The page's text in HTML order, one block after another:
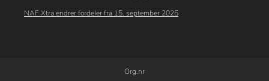
NAF Xtra endrer fordeler fra 15. september 2025
Org.nr